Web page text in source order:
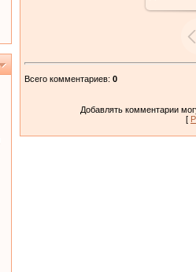
Всего комментариев: 0
Добавлять комментарии
[